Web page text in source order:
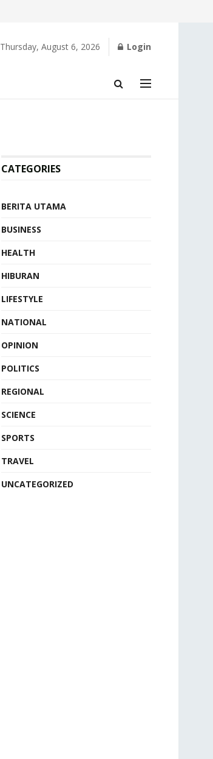
Thursday, August 6, 2026 Login
CATEGORIES
BERITA UTAMA
BUSINESS
HEALTH
HIBURAN
LIFESTYLE
NATIONAL
OPINION
POLITICS
REGIONAL
SCIENCE
SPORTS
TRAVEL
UNCATEGORIZED